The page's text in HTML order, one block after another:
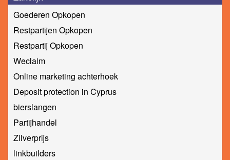
Goederen Opkopen
Restpartijen Opkopen
Restpartij Opkopen
Weclaim
Online marketing achterhoek
Deposit protection in Cyprus
bierslangen
Partijhandel
Zilverprijs
linkbuilders